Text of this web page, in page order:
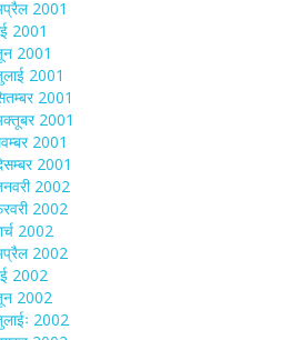
2001
2001
2001
2001
2001
2001
2001
2001
2002
2002
2002
2002
2002
2002
2002